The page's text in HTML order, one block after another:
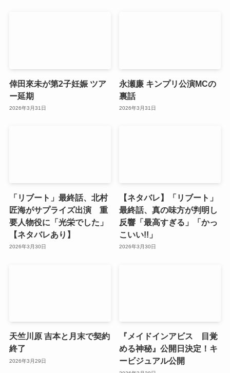
倖田來未が第2子妊娠 ツア
ー延期
2026年3月31日
永瀬廉 キンプリ公演MCの
裏話
2026年3月31日
「リブート」最終話、北村
匠海がサプライズ出演 重
要人物役に「光栄でした」
【ネタバレあり】
2026年3月30日
【ネタバレ】「リブート」
最終話、真の味方が判明し
反響「最高すぎる」「かっ
こいい!!」
2026年3月30日
天竺川原 吉本と月末で契約
終了
2026年3月29日
『メイドインアビス 目覚
める神秘』公開日決定！キ
ービジュアル公開